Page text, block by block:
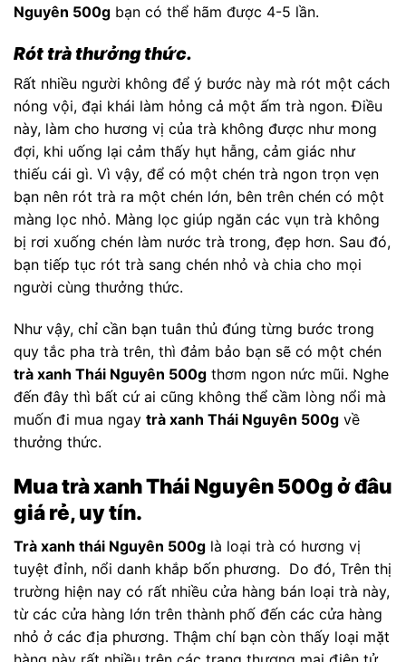
Nguyên 500g bạn có thể hãm được 4-5 lần.
Rót trà thưởng thức.
Rất nhiều người không để ý bước này mà rót một cách
nóng vội, đại khái làm hỏng cả một ấm trà ngon. Điều
này, làm cho hương vị của trà không được như mong
đợi, khi uống lại cảm thấy hụt hẫng, cảm giác như
thiếu cái gì. Vì vậy, để có một chén trà ngon trọn vẹn
bạn nên rót trà ra một chén lớn, bên trên chén có một
màng lọc nhỏ. Màng lọc giúp ngăn các vụn trà không
bị rơi xuống chén làm nước trà trong, đẹp hơn. Sau đó,
bạn tiếp tục rót trà sang chén nhỏ và chia cho mọi
người cùng thưởng thức.
Như vậy, chỉ cần bạn tuân thủ đúng từng bước trong
quy tắc pha trà trên, thì đảm bảo bạn sẽ có một chén
trà xanh Thái Nguyên 500g thơm ngon nức mũi. Nghe
đến đây thì bất cứ ai cũng không thể cầm lòng nổi mà
muốn đi mua ngay trà xanh Thái Nguyên 500g về
thưởng thức.
Mua trà xanh Thái Nguyên 500g ở đâu
giá rẻ, uy tín.
Trà xanh thái Nguyên 500g là loại trà có hương vị
tuyệt đỉnh, nổi danh khắp bốn phương. Do đó, Trên thị
trường hiện nay có rất nhiều cửa hàng bán loại trà này,
từ các cửa hàng lớn trên thành phố đến các cửa hàng
nhỏ ở các địa phương. Thậm chí bạn còn thấy loại mặt